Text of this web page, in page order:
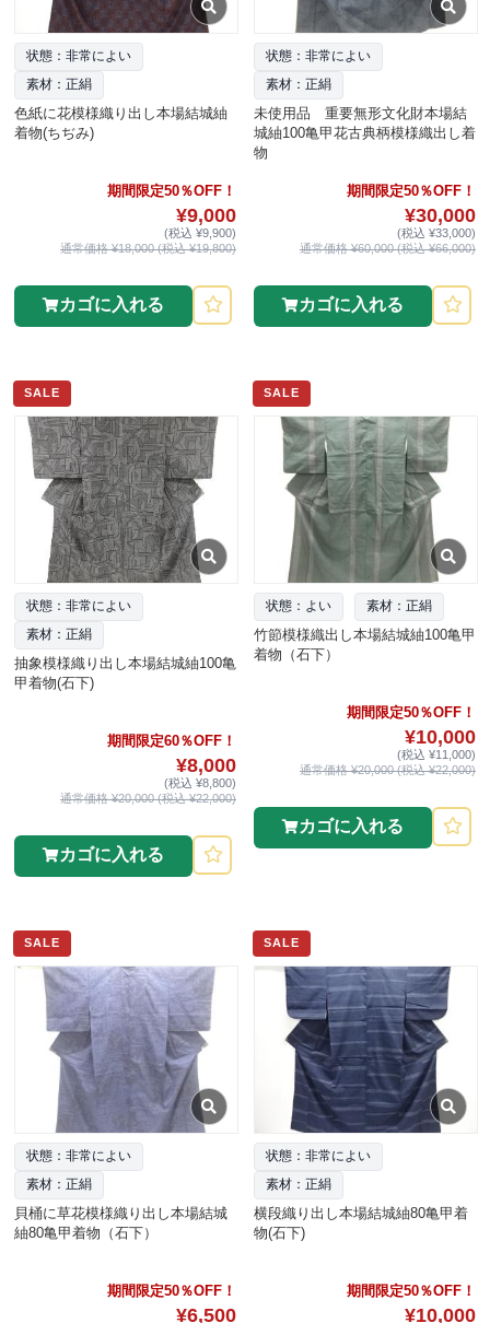
状態：非常によい
素材：正絹
色紙に花模様織り出し本場結城紬
着物(ちぢみ)
期間限定50％OFF！
¥9,000
(税込 ¥9,900)
通常価格 ¥18,000 (税込 ¥19,800)
カゴに入れる
状態：非常によい
素材：正絹
未使用品 重要無形文化財本場結
城紬100亀甲花古典柄模様織出し着
物
期間限定50％OFF！
¥30,000
(税込 ¥33,000)
通常価格 ¥60,000 (税込 ¥66,000)
カゴに入れる
SALE
状態：非常によい
素材：正絹
抽象模様織り出し本場結城紬100亀
甲着物(石下)
期間限定60％OFF！
¥8,000
(税込 ¥8,800)
通常価格 ¥20,000 (税込 ¥22,000)
カゴに入れる
SALE
状態：よい 素材：正絹
竹節模様織出し本場結城紬100亀甲
着物（石下）
期間限定50％OFF！
¥10,000
(税込 ¥11,000)
通常価格 ¥20,000 (税込 ¥22,000)
カゴに入れる
SALE
状態：非常によい
素材：正絹
貝桶に草花模様織り出し本場結城
紬80亀甲着物（石下）
期間限定50％OFF！
¥6,500
SALE
状態：非常によい
素材：正絹
横段織り出し本場結城紬80亀甲着
物(石下)
期間限定50％OFF！
¥10,000